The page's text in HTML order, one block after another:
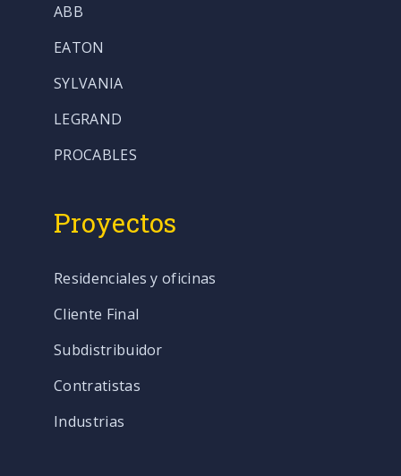
ABB
EATON
SYLVANIA
LEGRAND
PROCABLES
Proyectos
Residenciales y oficinas
Cliente Final
Subdistribuidor
Contratistas
Industrias